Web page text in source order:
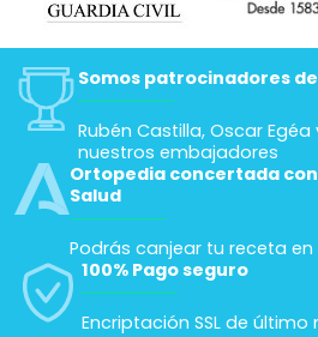
Somos patrocinadores
Rubén Castilla, Oscar
nuestros embajadores
Ortopedia concertada
Salud
Podrás canjear tu receta
100% Pago seguro
Encriptación SSL de